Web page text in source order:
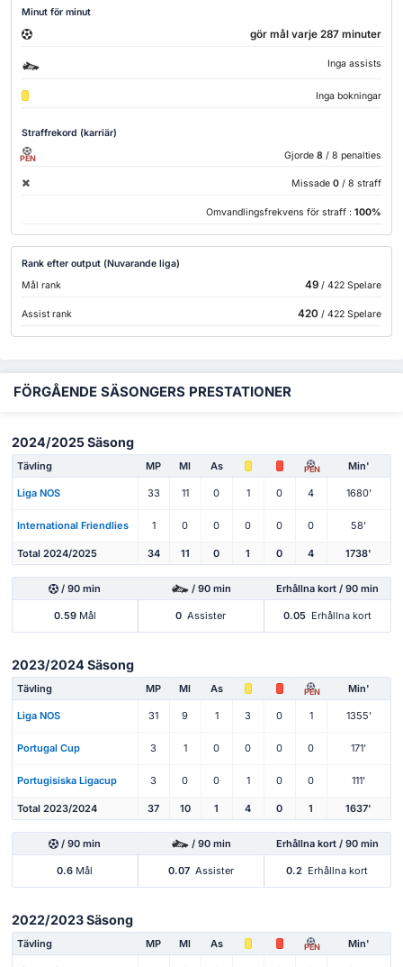
Minut för minut
gör mål varje 287 minuter
Inga assists
Inga bokningar
Straffrekord (karriär)
PEN Gjorde 8 / 8 penalties
Missade 0 / 8 straff
Omvandlingsfrekvens för straff : 100%
Rank efter output (Nuvarande liga)
Mål rank
49/ 422 Spelare
Assist rank 420 / 422 Spelare
FÖRGÅENDE SÄSONGERS PRESTATIONER
2024/2025 Säsong
Tävling MP Ml As PEN Min'
Liga NOS 33 11 0 1 0 4 1680'
International Friendlies 1 0 0 0 0 0 58'
Total 2024/2025 34 11 0 1 0 4 1738'
/ 90 min / 90 min Erhållna kort / 90 min
0.59Mål 0 Assister 0.05 Erhållna kort
2023/2024 Säsong
Tävling MP Ml As PEN Min'
Liga NOS 31 9 1 3 0 1 1355'
Portugal Cup 3 1 0 0 0 0 171'
Portugisiska Ligacup 3 0 0 1 0 0 111'
Total 2023/2024 37 10 1 4 0 1 1637'
/ 90 min / 90 min Erhållna kort / 90 min
0.6 Mål 0.07 Assister 0.2 Erhållna kort
2022/2023 Säsong
Tävling MP Ml As PEN Min'